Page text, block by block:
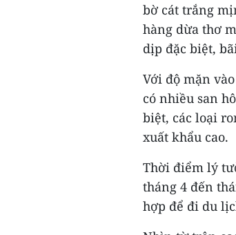
bờ cát trắng
hàng dừa thơ
dịp đặc biệt,
Với độ mặn
có nhiều san
biệt, các loại
xuất khẩu cao.
Thời điểm lý
tháng 4 đến
hợp để đi du